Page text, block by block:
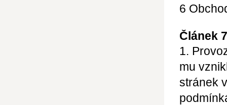
6
Článek
1.
mu
stránek